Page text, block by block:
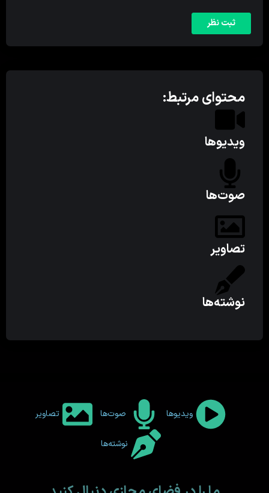
محتوای مرتبط:
ویدیوها
صوت‌ها
تصاویر
نوشته‌ها
ویدیوها صوت‌ها تصاویر
نوشته‌ها